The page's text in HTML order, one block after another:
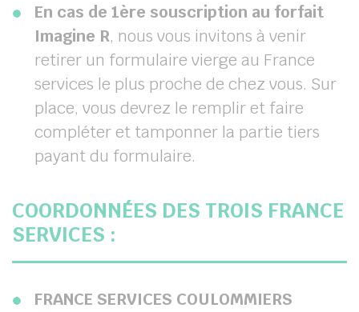
En cas de 1ère souscription au forfait
Imagine R, nous vous invitons à venir
retirer un formulaire vierge au France
services le plus proche de chez vous. Sur
place, vous devrez le remplir et faire
compléter et tamponner la partie tiers
payant du formulaire.
COORDONNÉES DES TROIS FRANCE
SERVICES :
FRANCE SERVICES COULOMMIERS